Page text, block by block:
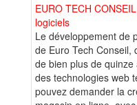
EURO TECH
logiciels
Le développement de
de Euro Tech Conseil,
de bien plus de
des technologies web
pouvez demander la